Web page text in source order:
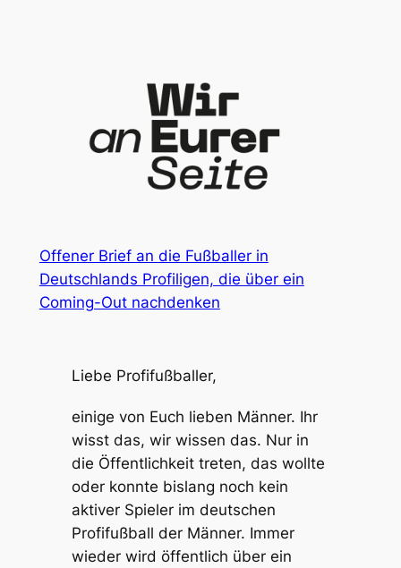
Offener Brief an die Fußballer in
Deutschlands Profiligen, die über ein
Coming-Out nachdenken
Liebe Profifußballer,
einige von Euch lieben Männer. Ihr
wisst das, wir wissen das. Nur in
die Öffentlichkeit treten, das wollte
oder konnte bislang noch kein
aktiver Spieler im deutschen
Profifußball der Männer. Immer
wieder wird öffentlich über ein